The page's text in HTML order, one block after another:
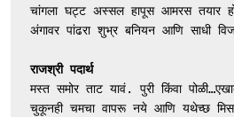
चांगला घट्ट अस्सल हापूस आमरस तयार
राजश्री पदार्थ
मस्त समोर ताट यावं. पुरी किंवा
चुकूनही चमचा वापरू नये आणि यथेच्छ